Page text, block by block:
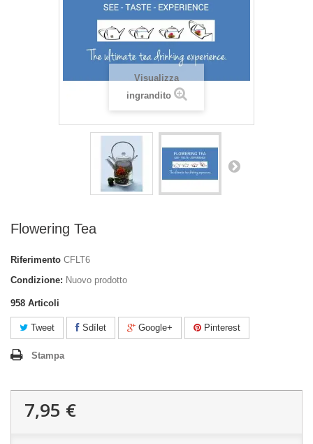
Visualizza
ingrandito
Flowering Tea
Riferimento CFLT6
Condizione: Nuovo prodotto
958 Articoli
Tweet Sdílet Google+ Pinterest
Stampa
7,95 €